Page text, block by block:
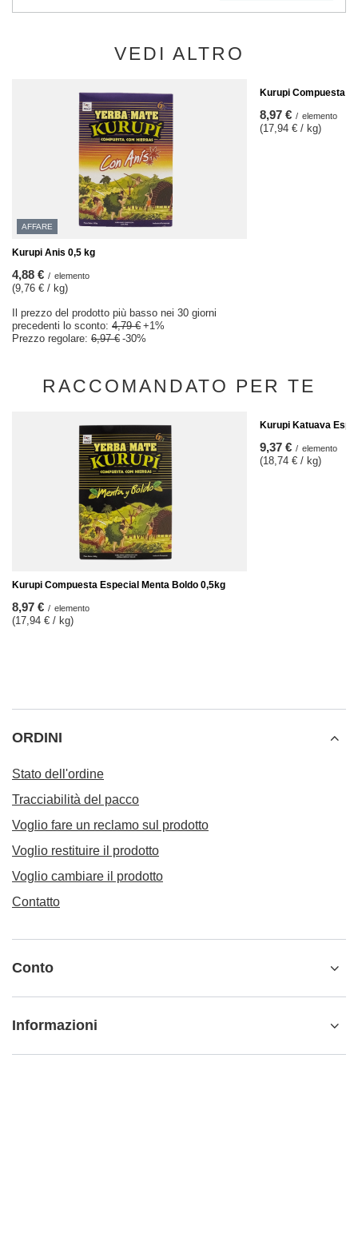
VEDI ALTRO
AFFARE
Kurupi Anis 0,5 kg
4,88 € / elemento
(9,76 € / kg)
Il prezzo del prodotto più basso nei 30 giorni
precedenti lo sconto: 4,79 € +1%
Prezzo regolare: 6,97 € -30%
Kurupi Compuesta
8,97 € / elemento
(17,94 € / kg)
RACCOMANDATO PER TE
Kurupi Compuesta Especial Menta Boldo 0,5kg
8,97 € / elemento
(17,94 € / kg)
Kurupi Katuava
9,37 € / elemento
(18,74 € / kg)
ORDINI
Stato dell'ordine
Tracciabilità del pacco
Voglio fare un reclamo sul prodotto
Voglio restituire il prodotto
Voglio cambiare il prodotto
Contatto
Conto
Informazioni